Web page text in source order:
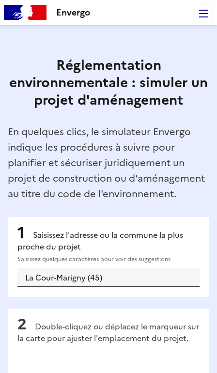
Envergo
Réglementation
environnementale : simuler un
projet d'aménagement
En quelques clics, le simulateur Envergo
indique les procédures à suivre pour
planifier et sécuriser juridiquement un
projet de construction ou d'aménagement
au titre du code de l'environnement.
Saisissez l'adresse ou la commune la plus
proche du projet
Saisissez quelques caractères pour voir des suggestions
Double-cliquez ou déplacez le marqueur sur
la carte pour ajuster l'emplacement du projet.